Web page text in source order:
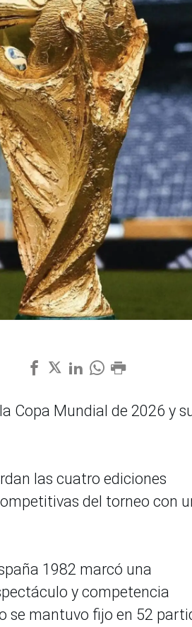
Copa Mundial de 2026 y
las cuatro ediciones
del torneo con
1982 marcó una
y competencia
se mantuvo fijo en 52